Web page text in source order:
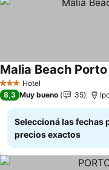
3 Estrellas
Hotel
Malia Beach
8,3 Muy bueno 35
Seleccioná las fechas
precios exactos